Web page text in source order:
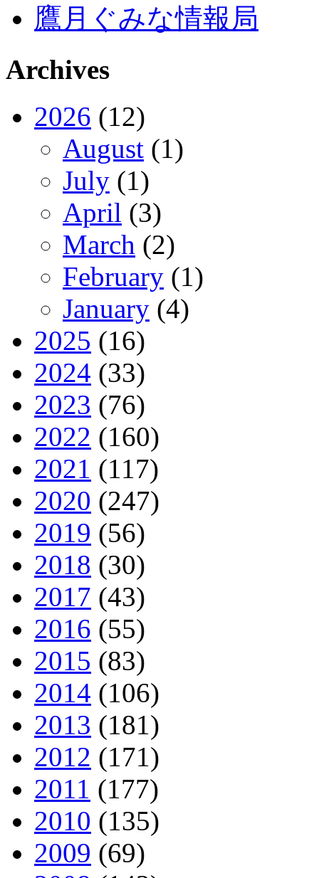
鷹月ぐみな情報局
Archives
2026 (12)
August (1)
July (1)
April (3)
March (2)
February (1)
January (4)
2025 (16)
2024 (33)
2023 (76)
2022 (160)
2021 (117)
2020 (247)
2019 (56)
2018 (30)
2017 (43)
2016 (55)
2015 (83)
2014 (106)
2013 (181)
2012 (171)
2011 (177)
2010 (135)
2009 (69)